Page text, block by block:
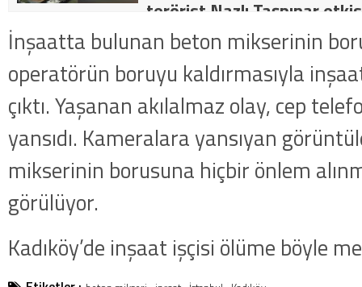
terörist Nazlı Taşpınar
dakika: MİT ve TSK’dan
kategorideki terörist Nazlı
getirildi .
İnşaatta bulunan beton mikserinin
operatörün boruyu kaldırmasıyla
çıktı. Yaşanan akılalmaz olay, cep
yansıdı. Kameralara yansıyan
mikserinin borusuna hiçbir önlem
görülüyor.
Kadıköy’de inşaat işçisi ölüme böyle